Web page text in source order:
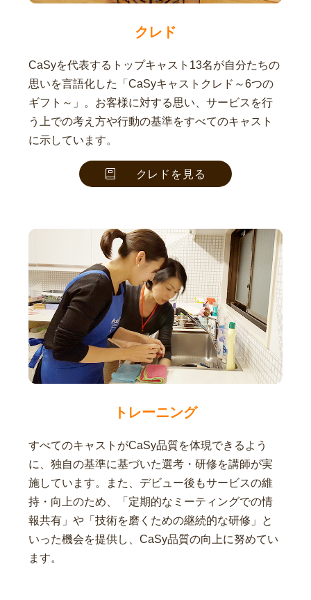
クレド
CaSyを代表するトップキャスト13名が自分たちの
思いを言語化した「CaSyキャストクレド～6つの
ギフト～」。お客様に対する思い、サービスを行
う上での考え方や行動の基準をすべてのキャスト
に示しています。
クレドを見る
トレーニング
すべてのキャストがCaSy品質を体現できるよう
に、独自の基準に基づいた選考・研修を講師が実
施しています。また、デビュー後もサービスの維
持・向上のため、「定期的なミーティングでの情
報共有」や「技術を磨くための継続的な研修」と
いった機会を提供し、CaSy品質の向上に努めてい
ます。